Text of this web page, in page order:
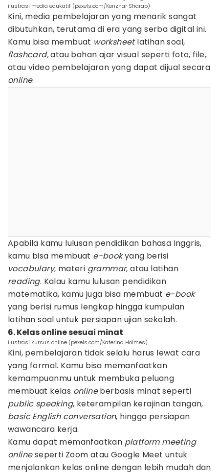
ilustrasi media edukatif (pexels.com/Kenzhar Sharap)
Kini, media pembelajaran yang menarik sangat
dibutuhkan, terutama di era yang serba digital ini.
Kamu bisa membuat worksheetlatihan soal,
flashcard,atau bahan ajar visual seperti foto, file,
atau video pembelajaran yang dapat dijual secara
online.
Apabila kamu lulusan pendidikan bahasa Inggris,
kamu bisa membuat e-bookyang berisi
vocabulary, materi grammar, atau latihan
reading. Kalau kamu lulusan pendidikan
matematika, kamu juga bisa membuat e-book
yang berisi rumus lengkap hingga kumpulan
latihan soal untuk persiapan ujian sekolah.
6. Kelas online sesuai minat
ilustrasi kursus online (pexels.com/Katerina Holmes)
Kini, pembelajaran tidak selalu harus lewat cara
yang formal. Kamu bisa memanfaatkan
kemampuanmu untuk membuka peluang
membuat kelas onlineberbasis minat seperti
public speaking, keterampilan kerajinan tangan,
basic English conversation, hingga persiapan
wawancara kerja.
Kamu dapat memanfaatkan platform meeting
onlineseperti Zoom atau Google Meet untuk
menjalankan kelas online dengan lebih mudah dan